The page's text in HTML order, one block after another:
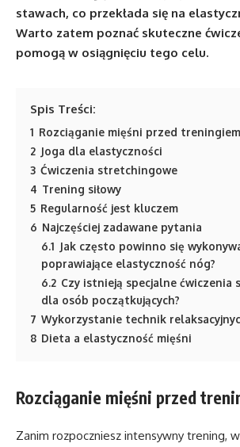
stawach, co przekłada się na
Warto zatem poznać skuteczne
pomogą w osiągnięciu tego celu.
Spis Treści:
1 Rozciąganie mięśni przed treningiem
2 Joga dla elastyczności
3 Ćwiczenia stretchingowe
4 Trening siłowy
5 Regularność jest kluczem
6 Najczęściej zadawane pytania
6.1 Jak często powinno się
poprawiające elastyczność nóg?
6.2 Czy istnieją specjalne
dla osób początkujących?
7 Wykorzystanie technik
8 Dieta a elastyczność mięśni
Rozciąganie mięśni przed
Zanim rozpoczniesz intensywny trening,